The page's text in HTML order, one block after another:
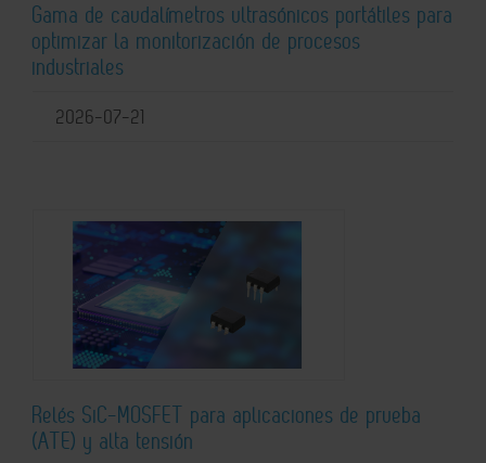
Gama de caudalímetros ultrasónicos portátiles para
optimizar la monitorización de procesos
industriales
2026-07-21
Relés SiC-MOSFET para aplicaciones de prueba
(ATE) y alta tensión